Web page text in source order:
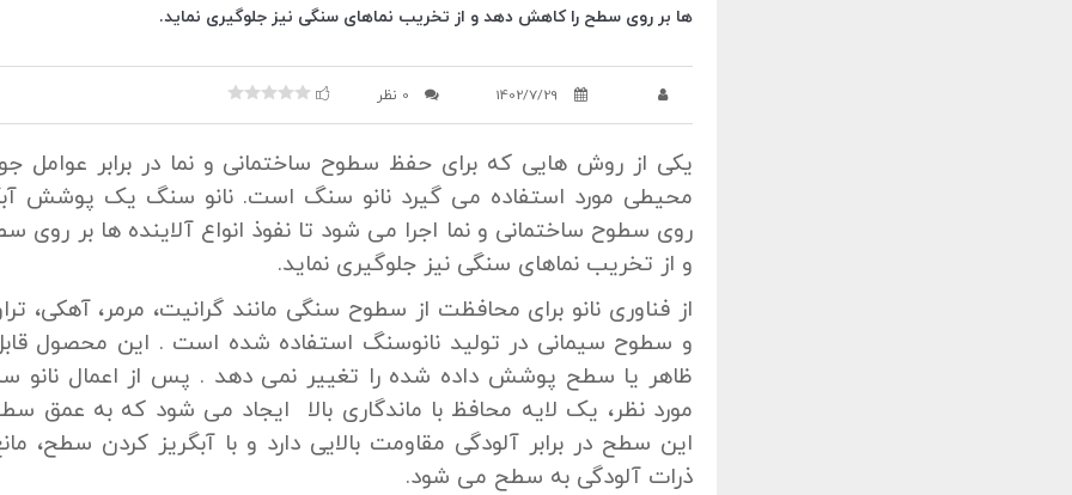
ها بر روی سطح را کاهش دهد و از تخریب نماهای سنگی نیز جلوگیری نماید.
1402/7/29 0 نظر
یکی از روش هایی که برای حفظ سطوح ساختمانی و نما در برابر
محیطی مورد استفاده می گیرد نانو سنگ است. نانو سنگ یک پوشش
روی سطوح ساختمانی و نما اجرا می شود تا نفوذ انواع آلاینده ها بر
و از تخریب نماهای سنگی نیز جلوگیری نماید.
از فناوری نانو برای محافظت از سطوح سنگی مانند گرانیت، مرمر، آهکی،
و سطوح سیمانی در تولید نانوسنگ استفاده شده است . این محصول
ظاهر یا سطح پوشش داده شده را تغییر نمی دهد . پس از اعمال
مورد نظر، یک لایه محافظ با ماندگاری بالا ایجاد می شود که به عمق
این سطح در برابر آلودگی مقاومت بالایی دارد و با آبگریز کردن سطح،
ذرات آلودگی به سطح می شود.